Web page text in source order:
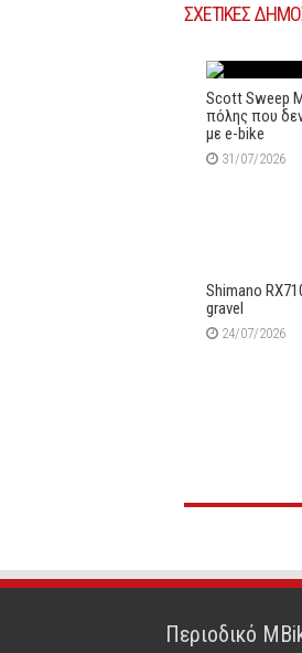
ΣΧΕΤΙΚΕΣ
Scott Sweep
πόλης που
με e-bike
31/07/2026
Shimano
gravel
24/07/2026
Περιοδικό